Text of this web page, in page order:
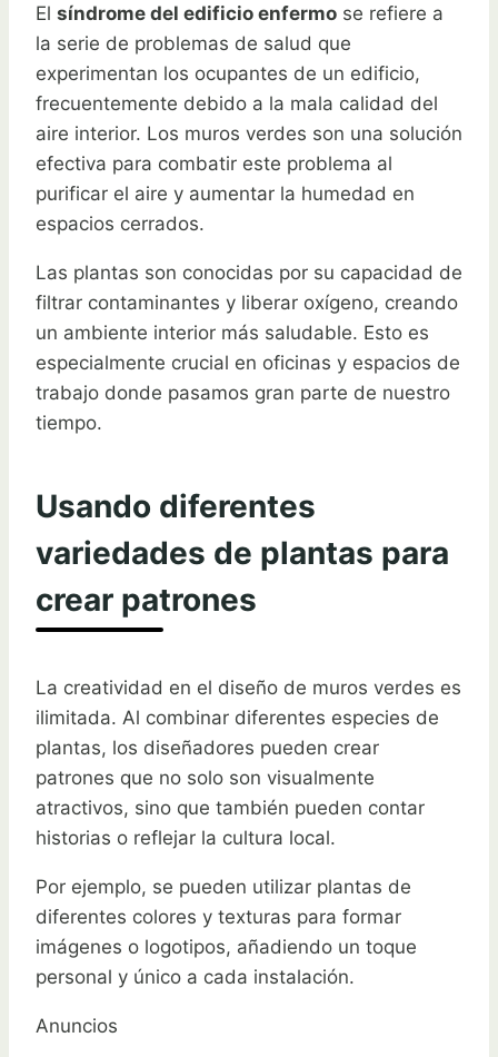
El síndrome del edificio enfermo se refiere a
la serie de problemas de salud que
experimentan los ocupantes de un edificio,
frecuentemente debido a la mala calidad del
aire interior. Los muros verdes son una solución
efectiva para combatir este problema al
purificar el aire y aumentar la humedad en
espacios cerrados.
Las plantas son conocidas por su capacidad de
filtrar contaminantes y liberar oxígeno, creando
un ambiente interior más saludable. Esto es
especialmente crucial en oficinas y espacios de
trabajo donde pasamos gran parte de nuestro
tiempo.
Usando diferentes
variedades de plantas para
crear patrones
La creatividad en el diseño de muros verdes es
ilimitada. Al combinar diferentes especies de
plantas, los diseñadores pueden crear
patrones que no solo son visualmente
atractivos, sino que también pueden contar
historias o reflejar la cultura local.
Por ejemplo, se pueden utilizar plantas de
diferentes colores y texturas para formar
imágenes o logotipos, añadiendo un toque
personal y único a cada instalación.
Anuncios